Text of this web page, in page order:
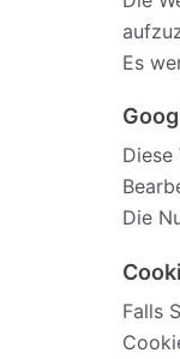
Es
Die
Falls